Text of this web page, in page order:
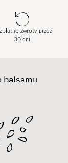
zwroty przez
30 dni
balsamu